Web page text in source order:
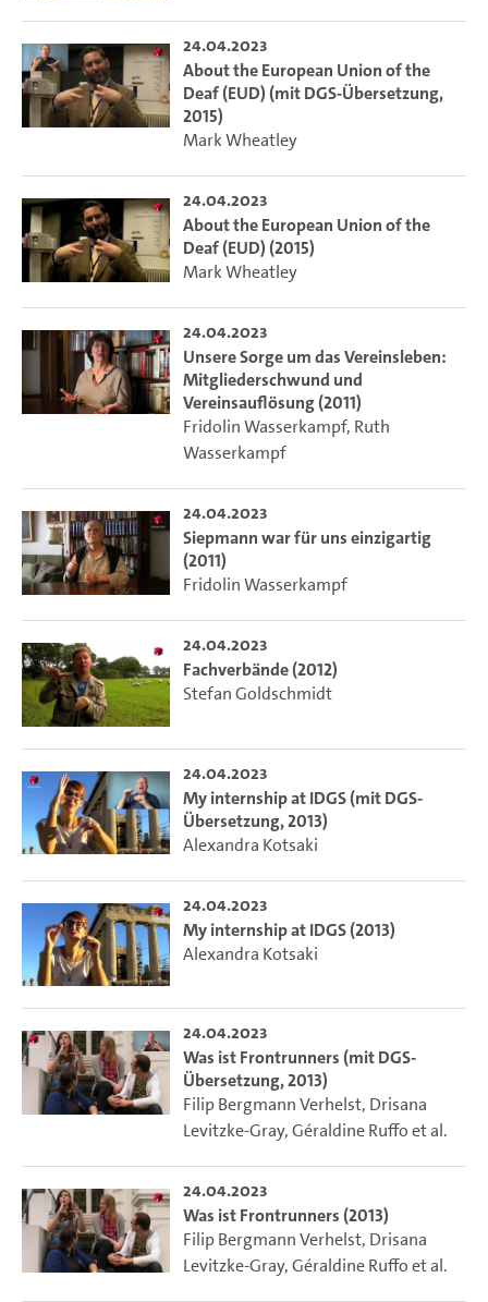
24.04.2023
About the European Union of the
Deaf (EUD) (mit DGS-Übersetzung,
2015)
Mark Wheatley
24.04.2023
About the European Union of the
Deaf (EUD) (2015)
Mark Wheatley
24.04.2023
Unsere Sorge um das Vereinsleben:
Mitgliederschwund und
Vereinsauflösung (2011)
Fridolin Wasserkampf, Ruth
Wasserkampf
24.04.2023
Siepmann war für uns einzigartig
(2011)
Fridolin Wasserkampf
24.04.2023
Fachverbände (2012)
Stefan Goldschmidt
24.04.2023
My internship at IDGS (mit DGS-
Übersetzung, 2013)
Alexandra Kotsaki
24.04.2023
My internship at IDGS (2013)
Alexandra Kotsaki
24.04.2023
Was ist Frontrunners (mit DGS-
Übersetzung, 2013)
Filip Bergmann Verhelst, Drisana
Levitzke-Gray,Géraldine Ruffoet al.
24.04.2023
Was ist Frontrunners (2013)
Filip Bergmann Verhelst, Drisana
Levitzke-Gray,Géraldine Ruffoet al.